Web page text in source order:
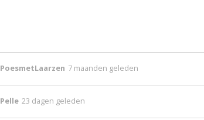
PoesmetLaarzen 7 maanden geleden
Pelle 23 dagen geleden